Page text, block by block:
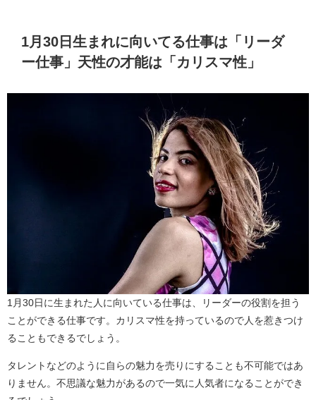
1月30日生まれに向いてる仕事は「リーダ
ー仕事」天性の才能は「カリスマ性」
1月30日に生まれた人に向いている仕事は、リーダーの役割を担う
ことができる仕事です。カリスマ性を持っているので人を惹きつけ
ることもできるでしょう。
タレントなどのように自らの魅力を売りにすることも不可能ではあ
りません。不思議な魅力があるので一気に人気者になることができ